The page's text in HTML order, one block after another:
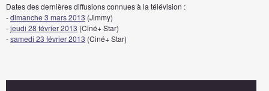
Dates des dernières diffusions connues à la télévision :
-dimanche 3 mars 2013 (Jimmy)
-jeudi 28 février 2013 (Ciné+ Star)
-samedi 23 février 2013 (Ciné+ Star)